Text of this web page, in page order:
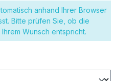
Wellrohr
Ring 50m mit
anhand Ihrer Browser
Bitte prüfen Sie, ob die
Wunsch entspricht.